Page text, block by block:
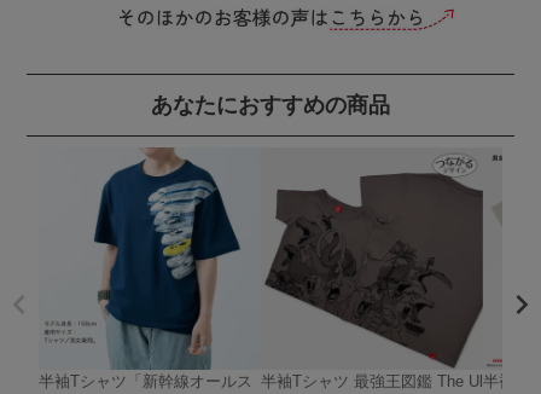
あなたにおすすめの商品
半袖Tシャツ「新幹線オールス 半袖Tシャツ 最強王図鑑 The Ul 半袖T